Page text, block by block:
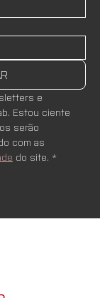
e
Estou ciente
serão
do site. *